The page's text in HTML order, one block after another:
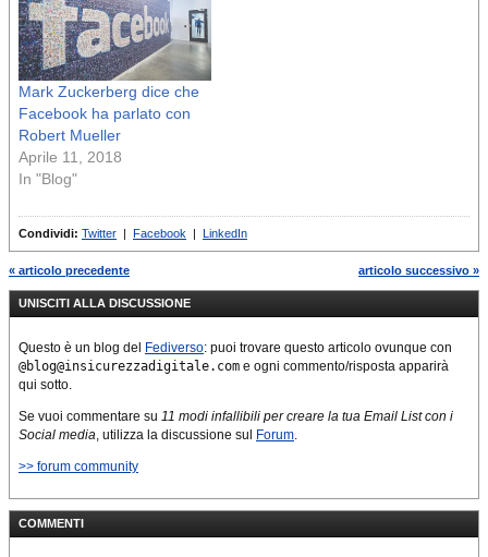
Mark Zuckerberg dice che
Facebook ha parlato con
Robert Mueller
Aprile 11, 2018
In "Blog"
Condividi: Twitter | Facebook | LinkedIn
« articolo precedente articolo successivo »
UNISCITI ALLA DISCUSSIONE
Questo è un blog del Fediverso: puoi trovare questo articolo ovunque con
@blog@insicurezzadigitale.com e ogni commento/risposta apparirà
qui sotto.
Se vuoi commentare su 11 modi infallibili per creare la tua Email List con i
Social media , utilizza la discussione sul Forum
>> forum community
COMMENTI